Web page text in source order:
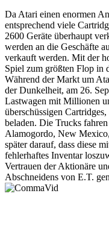
Da Atari einen enormen
entsprechend viele
2600 Geräte überhaupt
werden an die Geschäfte
verkauft werden. Mit der
Spiel zum größten Flop in
Während der Markt um
der Dunkelheit, am 26.
Lastwagen mit Millionen
überschüssigen
beladen. Die Trucks
Alamogordo, New
später darauf, dass diese
fehlerhaftes Inventar
Vertrauen der Aktionäre
Abschneidens von E.T.